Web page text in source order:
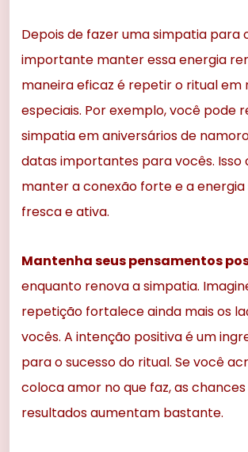
Depois de fazer uma simpatia para
importante manter essa energia
maneira eficaz é repetir o ritual em
especiais. Por exemplo, você pode
simpatia em aniversários de
datas importantes para vocês. Isso
manter a conexão forte e a
fresca e ativa.
Mantenha seus pensamentos
enquanto renova a simpatia.
repetição fortalece ainda mais os
vocês. A intenção positiva é um
para o sucesso do ritual. Se você
coloca amor no que faz, as
resultados aumentam bastante.